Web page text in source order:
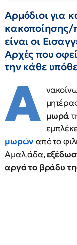
Αρμόδιοι για
κακοποίησης/
είναι οι
Αρχές που
την κάθε
Α μωρά
μωρών από το
Αμαλιάδα,
αργά το βράδυ